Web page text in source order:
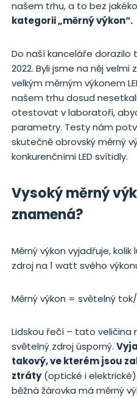
našem trhu, a to bez
kategorii „měrný výkon“.
Do naší kanceláře dorazilo
2022. Byli jsme na něj
velkým měrným výkonem
našem trhu dosud
otestovat v laboratoři,
parametry. Testy nám
skutečně obrovský měrný
konkurenčními LED svítidly.
Vysoký měrný
znamená?
Měrný výkon vyjadřuje,
zdroj na 1 watt svého
Měrný výkon = světelný
Lidskou řečí – tato veličina
světelný zdroj úsporný.
takový, ve kterém jsou
ztráty(optické i
běžná žárovka má měrný